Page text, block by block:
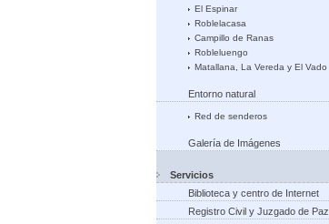
El Espinar
Roblelacasa
Campillo de Ranas
Robleluengo
Matallana, La Vereda y El Vado
Entorno natural
Red de senderos
Galería de Imágenes
Servicios
Biblioteca y centro de Internet
Registro Civil y Juzgado de Paz